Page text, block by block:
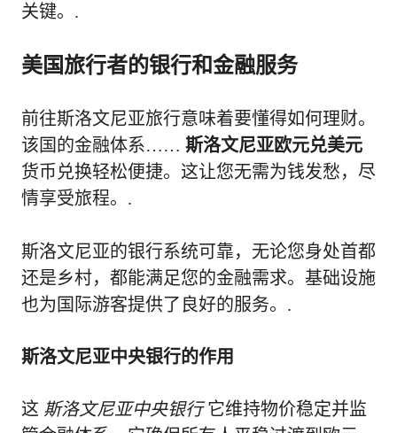
关键。.
美国旅行者的银行和金融服务
前往斯洛文尼亚旅行意味着要懂得如何理财。
该国的金融体系…… 斯洛文尼亚欧元兑美元
货币兑换轻松便捷。这让您无需为钱发愁，尽
情享受旅程。.
斯洛文尼亚的银行系统可靠，无论您身处首都
还是乡村，都能满足您的金融需求。基础设施
也为国际游客提供了良好的服务。.
斯洛文尼亚中央银行的作用
这 斯洛文尼亚中央银行它维持物价稳定并监